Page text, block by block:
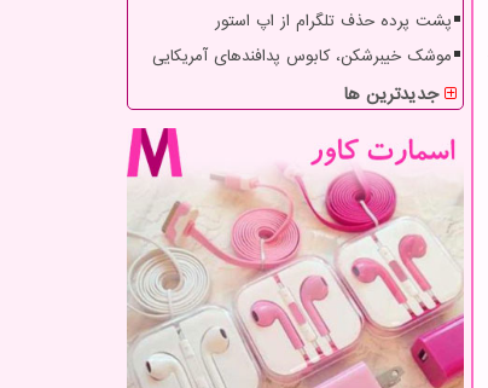
پشت پرده حذف تلگرام از اپ استور
موشک خیبرشکن، کابوس پدافندهای آمریکایی
جدیدترین ها